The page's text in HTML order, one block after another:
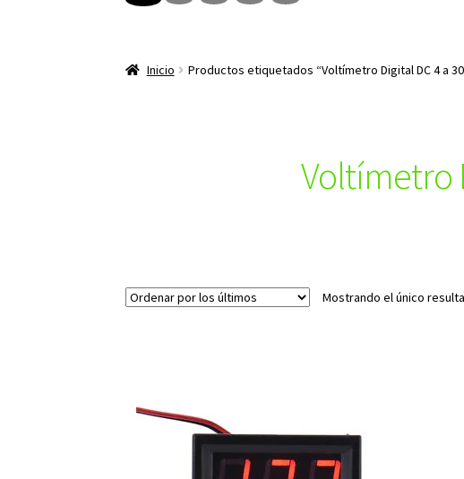
Inicio Productos etiquetados “Voltímetro Digital DC 4 a
Voltímetro
Mostrando el único